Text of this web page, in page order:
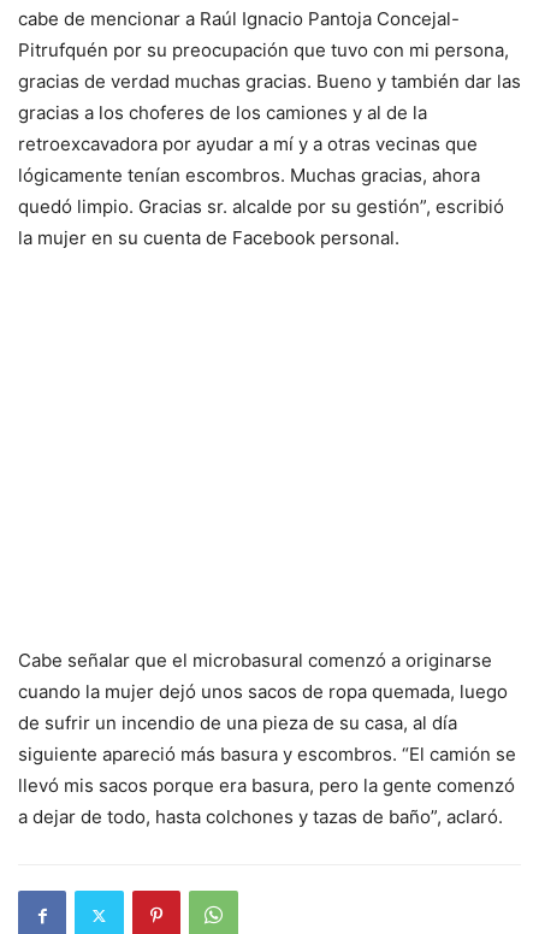
cabe de mencionar a Raúl Ignacio Pantoja Concejal-
Pitrufquén por su preocupación que tuvo con mi persona,
gracias de verdad muchas gracias. Bueno y también dar las
gracias a los choferes de los camiones y al de la
retroexcavadora por ayudar a mí y a otras vecinas que
lógicamente tenían escombros. Muchas gracias, ahora
quedó limpio. Gracias sr. alcalde por su gestión”, escribió
la mujer en su cuenta de Facebook personal.
Cabe señalar que el microbasural comenzó a originarse
cuando la mujer dejó unos sacos de ropa quemada, luego
de sufrir un incendio de una pieza de su casa, al día
siguiente apareció más basura y escombros. “El camión se
llevó mis sacos porque era basura, pero la gente comenzó
a dejar de todo, hasta colchones y tazas de baño”, aclaró.